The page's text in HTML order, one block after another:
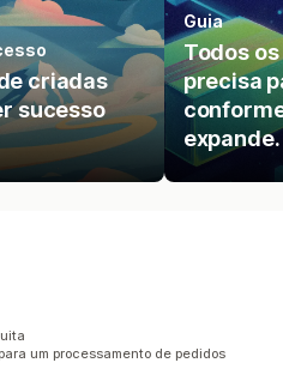
criadas
sucesso
Guia
Todos
precisa
expande.
um processamento de pedidos